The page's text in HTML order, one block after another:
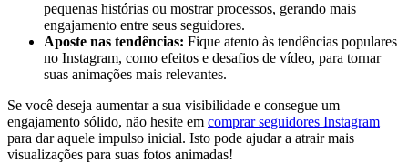
pequenas histórias ou mostrar processos, gerando mais
engajamento entre seus seguidores.
Aposte⁣ nas tendências: Fique atento às tendências populares
no Instagram, como ⁣efeitos e desafios de vídeo, ⁢para tornar
suas ⁣animações mais⁤ relevantes.
Se você deseja aumentar ⁣a sua visibilidade e ⁤consegue um
engajamento sólido, não hesite em comprar seguidores Instagram
para⁢ dar aquele impulso inicial. ⁣Isto⁢ pode ajudar a atrair ⁣mais
visualizações para suas fotos ⁢animadas!